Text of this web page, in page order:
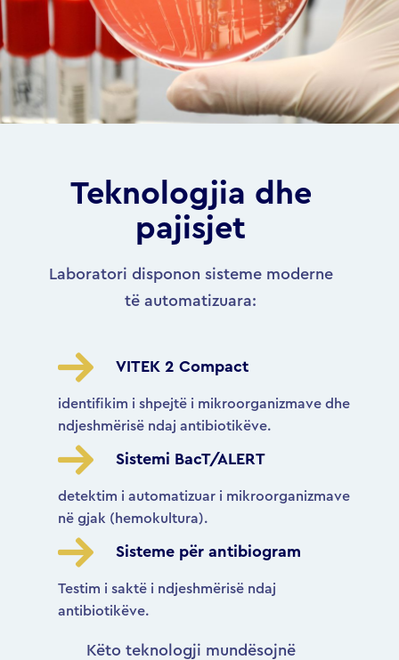
Teknologjia dhe
pajisjet
Laboratori disponon sisteme moderne
të automatizuara:
VITEK 2 Compact
identifikim i shpejtë i mikroorganizmave dhe
ndjeshmërisë ndaj antibiotikëve.
Sistemi BacT/ALERT
detektim i automatizuar i mikroorganizmave
në gjak (hemokultura).
Sisteme për antibiogram
Testim i saktë i ndjeshmërisë ndaj
antibiotikëve.
Këto teknologji mundësojnë